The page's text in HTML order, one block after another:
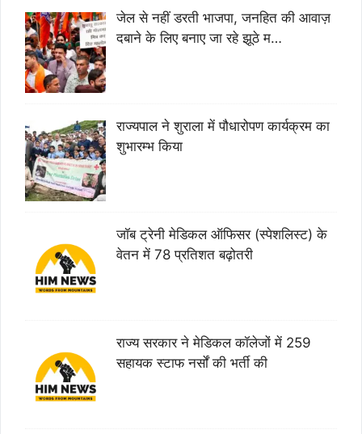
जेल से नहीं डरती भाजपा, जनहित की आवाज़
दबाने के लिए बनाए जा रहे झूठे म…
राज्यपाल ने शुराला में पौधारोपण कार्यक्रम का
शुभारम्भ किया
जॉब ट्रेनी मेडिकल ऑफिसर (स्पेशलिस्ट) के
वेतन में 78 प्रतिशत बढ़ोतरी
राज्य सरकार ने मेडिकल कॉलेजों में 259
सहायक स्टाफ नर्सों की भर्ती की